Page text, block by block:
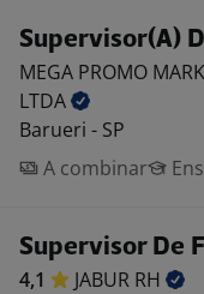
Supervisor(A)
MEGA PROMO
LTDA
Barueri - SP
A combinar
Supervisor De
4,1 JABUR RH